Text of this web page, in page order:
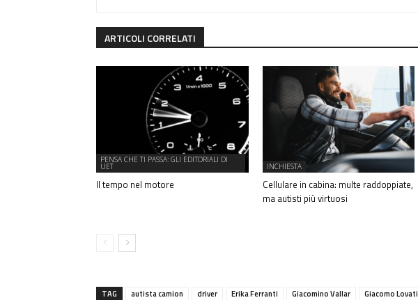
ARTICOLI CORRELATI
PENSA CHE TI PASSA: GLI EDITORIALI DI
UET
Il tempo nel motore
INCHIESTA
Cellulare in cabina: multe raddoppiate,
ma autisti più virtuosi
TAG autista camion driver Erika Ferranti Giacomino Vallar Giacomo Lovati